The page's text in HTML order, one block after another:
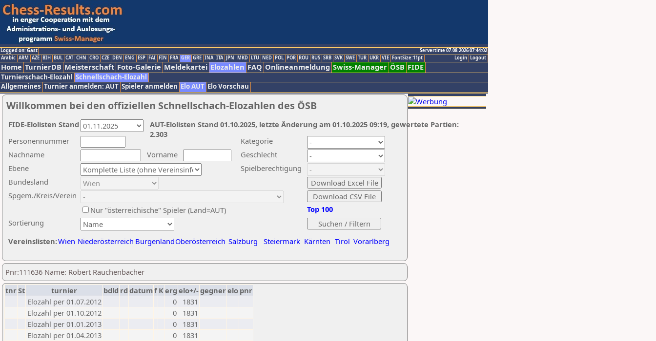
Logged on: Gast
Servertime 07.08.2026 07:44:02
Logout
Login
Arabic ARM AZE BIH BUL CAT CHN CRO CZE DEN ENG ESP FAI FIN FRA GER GRE INA ITA JPN MKD LTU NED POL POR ROU RUS SRB SVK SWE TUR UKR VIE FontSize:11pt
Home TurnierDB Meisterschaft Foto-Galerie Meldekartei Elozahlen FAQ Onlineanmeldung Swiss-Manager ÖSB FIDE
Turnierschach-Elozahl Schnellschach-Elozahl
Allgemeines Turnier anmelden: AUT Spieler anmelden Elo AUT Elo Vorschau
Willkommen bei den offiziellen Schnellschach-Elozahlen des ÖSB
Nachname
Vorname
Ebene
Kategorie
Sortierung
Personennummer
Bundesland
Spgem./Kreis/Verein
Geschlecht
Nur "österreichische" Spieler (Land=AUT)
Spielberechtigung
Vereinslisten:Wien Niederösterreich BurgenlandOberösterreich Salzburg Steiermark Kärnten Tirol Vorarlberg
Top 100
AUT-Elolisten Stand 01.10.2025, letzte Änderung am 01.10.2025 09:19, gewertete Partien:
2.303
FIDE-Elolisten Stand
Pnr:111636 Name: Robert Rauchenbacher
tnrSt turnier bdld rd datumf Kerg elo+/-gegnerelo pnr
Elozahl per 01.07.2012
0
1831
Elozahl per 01.10.2012
0
1831
Elozahl per 01.01.2013
0
1831
Elozahl per 01.04.2013
0
1831